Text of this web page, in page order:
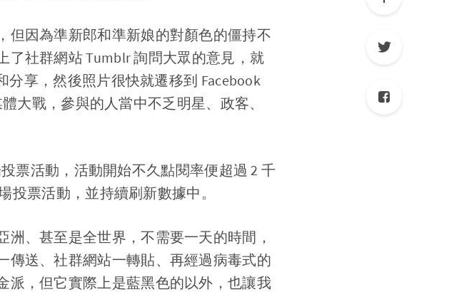
但因為準新郎和準新娘的對顏色的僵持不
社群網站 Tumblr 詢問大眾的意見，就
享，然後照片很快就遷移到 Facebook
大戰，參與的人當中不乏明星、政客、
票活動，活動開始不久點閱率便超過 2 千
投票活動，並持續刷新數據中。
、甚至是全世界，不需要一天的時間，
傳送、社群網站一轉貼、再經過病毒式的
派，但它實際上是藍黑色的以外，也讓我